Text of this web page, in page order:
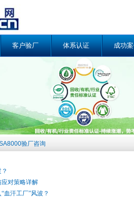
客户验厂 体系认证 成功
验厂咨询
应对策略详解
血汗工厂”风波？